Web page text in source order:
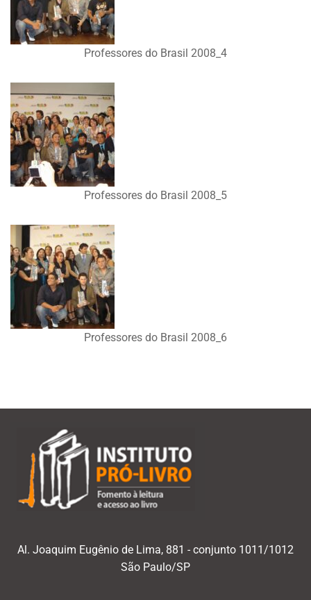
Professores do Brasil 2008_4
Professores do Brasil 2008_5
Professores do Brasil 2008_6
Al. Joaquim Eugênio de Lima, 881 - conjunto 1011/1012
São Paulo/SP